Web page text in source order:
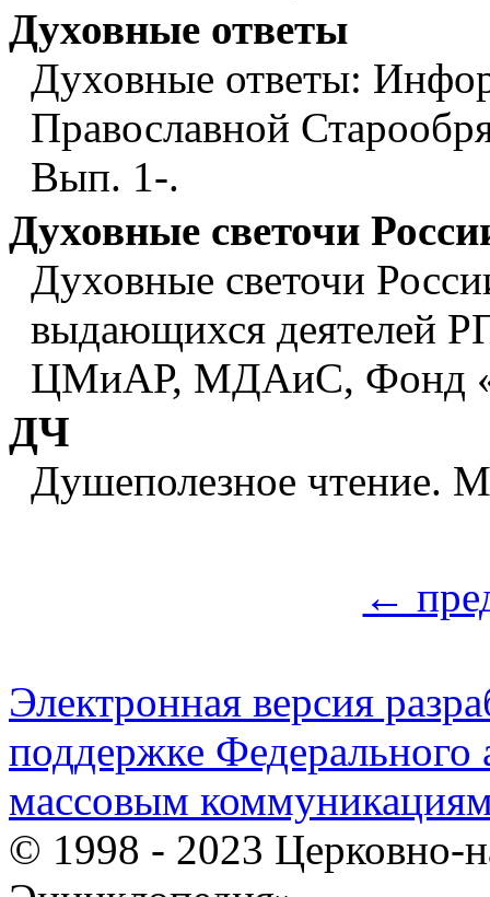
Духовные ответы
Духовные ответы:
Православной
Вып. 1-.
Духовные светочи
Духовные светочи
выдающихся деятелей
ЦМиАР, МДАиС, Фонд
ДЧ
Душеполезное чтение.
←
Электронная версия
поддержке Федерального
массовым
© 1998 - 2023 Церковно-